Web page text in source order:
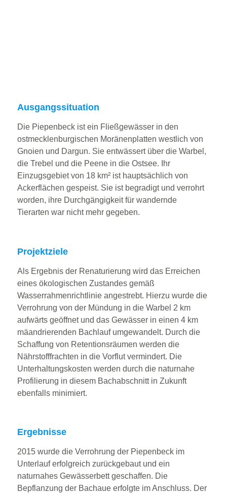
Ausgangssituation
Die Piepenbeck ist ein Fließgewässer in den
ostmecklenburgischen Moränenplatten westlich von
Gnoien und Dargun. Sie entwässert über die Warbel,
die Trebel und die Peene in die Ostsee. Ihr
Einzugsgebiet von 18 km² ist hauptsächlich von
Ackerflächen gespeist. Sie ist begradigt und verrohrt
worden, ihre Durchgängigkeit für wandernde
Tierarten war nicht mehr gegeben.
Projektziele
Als Ergebnis der Renaturierung wird das Erreichen
eines ökologischen Zustandes gemäß
Wasserrahmenrichtlinie angestrebt. Hierzu wurde die
Verrohrung von der Mündung in die Warbel 2 km
aufwärts geöffnet und das Gewässer in einen 4 km
mäandrierenden Bachlauf umgewandelt. Durch die
Schaffung von Retentionsräumen werden die
Nährstofffrachten in die Vorflut vermindert. Die
Unterhaltungskosten werden durch die naturnahe
Profilierung in diesem Bachabschnitt in Zukunft
ebenfalls minimiert.
Ergebnisse
2015 wurde die Verrohrung der Piepenbeck im
Unterlauf erfolgreich zurückgebaut und ein
naturnahes Gewässerbett geschaffen. Die
Bepflanzung der Bachaue erfolgte im Anschluss. Der